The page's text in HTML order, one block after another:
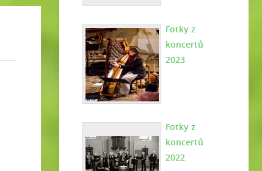
Fotky z
koncertů
2023
Fotky z
koncertů
2022